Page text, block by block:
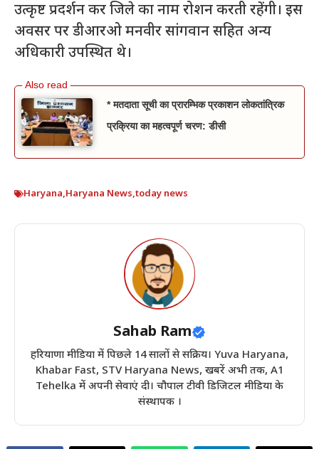
उत्कृष्ट प्रदर्शन कर जिले का नाम रोशन करती रहेंगी। इस
अवसर पर डीआरओ मनवीर सांगवान सहित अन्य
अधिकारी उपस्थित थे।
* मतदाता सूची का प्रारम्भिक प्रकाशन लोकतांत्रिक
प्रक्रिया का महत्वपूर्ण चरण: डीसी
Haryana,Haryana News,today news
Sahab Ram
हरियाणा मीडिया में पिछले 14 सालों से सक्रिय। Yuva Haryana,
Khabar Fast, STV Haryana News, खबरें अभी तक, A1
Tehelka में अपनी सेवाएं दी। चौपाल टीवी डिजिटल मीडिया के
संस्थापक ।